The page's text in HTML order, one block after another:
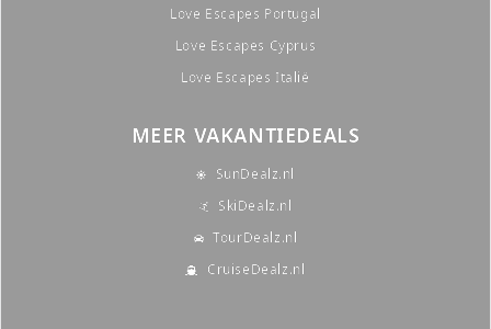
Love Escapes Portugal
Love Escapes Cyprus
Love Escapes Italië
MEER VAKANTIEDEALS
SunDealz.nl
SkiDealz.nl
TourDealz.nl
CruiseDealz.nl